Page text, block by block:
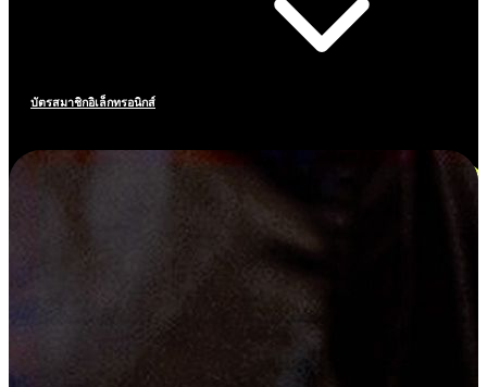
บัตรสมาชิกอิเล็กทรอนิกส์